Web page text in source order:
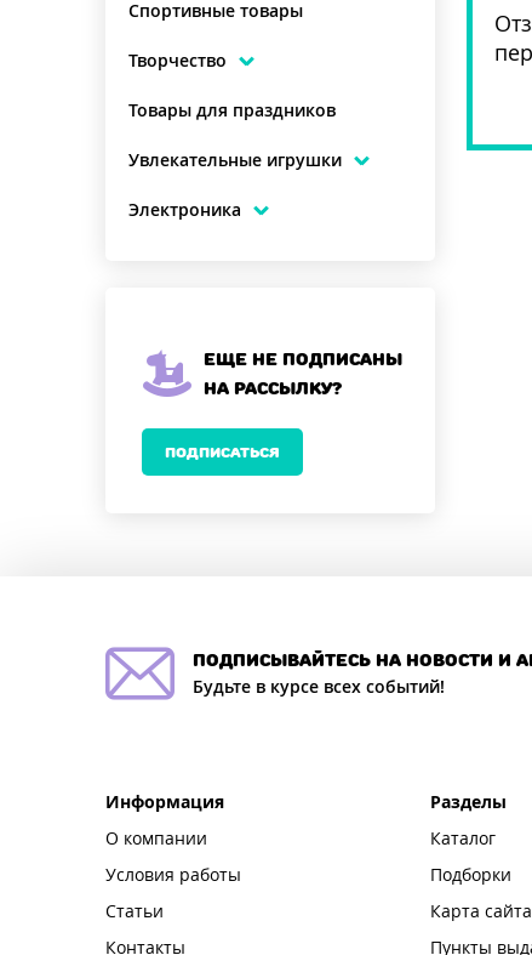
Спортивные товары
Творчество
Товары для праздников
Увлекательные игрушки
Электроника
Еще не подписаны
на рассылку?
ПОДПИСАТЬСЯ
подписывайтесь на новости и
Будьте в курсе всех событий!
Информация
О компании
Условия работы
Статьи
Контакты
Разделы
Каталог
Подборки
Карта сайта
Пункты